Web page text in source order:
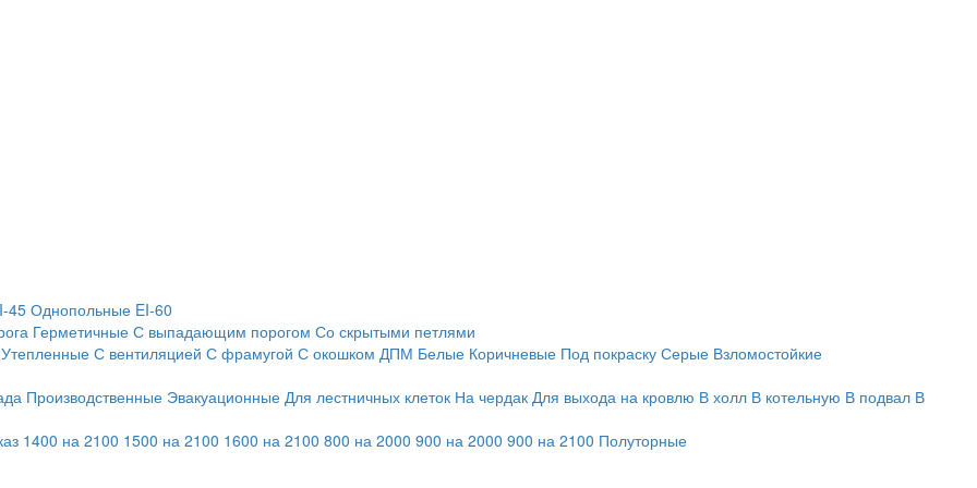
45 Однопольные EI-60
Герметичные С выпадающим порогом Со скрытыми петлями
Утепленные С вентиляцией С фрамугой С окошком ДПМ Белые Коричневые Под покраску Серые Взломостойкие
Производственные Эвакуационные Для лестничных клеток На чердак Для выхода на кровлю В холл В котельную В подвал В
1400 на 2100 1500 на 2100 1600 на 2100 800 на 2000 900 на 2000 900 на 2100 Полуторные